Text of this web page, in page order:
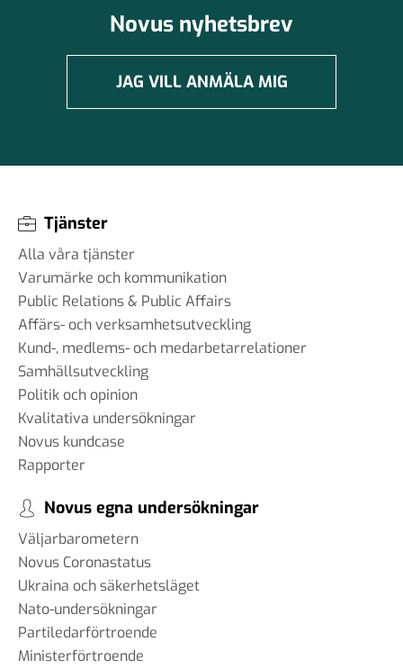
Novus nyhetsbrev
JAG VILL ANMÄLA MIG
Tjänster
Alla våra tjänster
Varumärke och kommunikation
Public Relations & Public Affairs
Affärs- och verksamhetsutveckling
Kund-, medlems- och medarbetarrelationer
Samhällsutveckling
Politik och opinion
Kvalitativa undersökningar
Novus kundcase
Rapporter
Novus egna undersökningar
Väljarbarometern
Novus Coronastatus
Ukraina och säkerhetsläget
Nato-undersökningar
Partiledarförtroende
Ministerförtroende